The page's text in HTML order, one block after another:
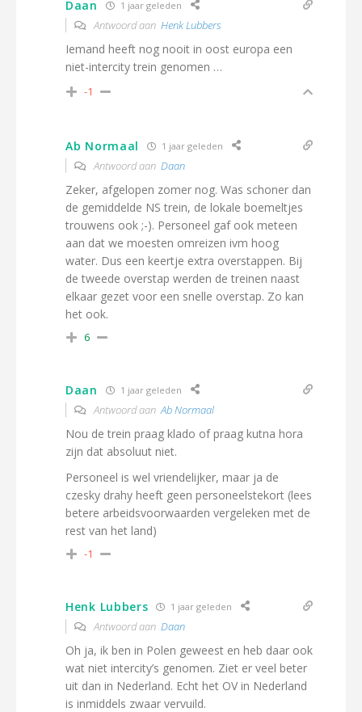
Daan 1 jaar geleden
Antwoord aan Henk Lubbers
Iemand heeft nog nooit in oost europa een
niet-intercity trein genomen …
-1
Ab Normaal 1 jaar geleden
Antwoord aan Daan
Zeker, afgelopen zomer nog. Was schoner dan
de gemiddelde NS trein, de lokale boemeltjes
trouwens ook ;-). Personeel gaf ook meteen
aan dat we moesten omreizen ivm hoog
water. Dus een keertje extra overstappen. Bij
de tweede overstap werden de treinen naast
elkaar gezet voor een snelle overstap. Zo kan
het ook.
6
Daan 1 jaar geleden
Antwoord aanAb Normaal
Nou de trein praag klado of praag kutna hora
zijn dat absoluut niet.
Personeel is wel vriendelijker, maar ja de
czesky drahy heeft geen personeelstekort (lees
betere arbeidsvoorwaarden vergeleken met de
rest van het land)
-1
Henk Lubbers 1 jaar geleden
Antwoord aan Daan
Oh ja, ik ben in Polen geweest en heb daar ook
wat niet intercity’s genomen. Ziet er veel beter
uit dan in Nederland. Echt het OV in Nederland
is inmiddels zwaar vervuild.